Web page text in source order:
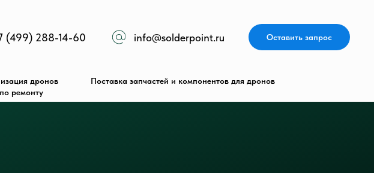
(499) 288-14-60 info@solderpoint.ru Оставить запрос
дронов
Поставка запчастей и компонентов для дронов
ремонту